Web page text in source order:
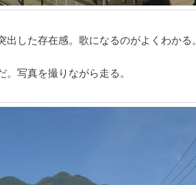
した存在感。歌になるのがよくわかる。
写真を撮りながら走る。